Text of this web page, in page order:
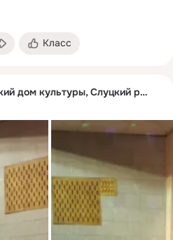
Класс
ТАНЕЖИЦКИЙ сельский дом культуры, Слуцкий район